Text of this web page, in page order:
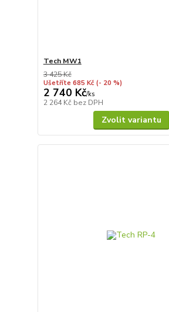
Tech MW1
3 425 Kč
Ušetříte 685 Kč (- 20 %)
2 740 Kč/ks
2 264 Kč bez DPH
Zvolit variantu